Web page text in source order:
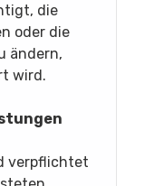
die
oder die
ändern,
wird.
verpflichtet